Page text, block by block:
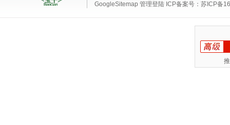
GoogleSitemap 管理登陆 ICP备案号： 苏ICP备